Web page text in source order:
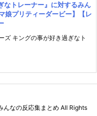
なトレーナー』に対するみん
娘プリティーダービー】【レ
ズ キングの事が好き過ぎなト
んなの反応集まとめ All Rights